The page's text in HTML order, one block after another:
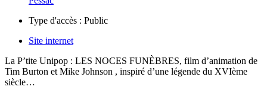
Type d'accès : Public
Site internet
La P’tite Unipop : LES NOCES FUNÈBRES, film d’animation de
Tim Burton et Mike Johnson , inspiré d’une légende du XVIème
siècle…